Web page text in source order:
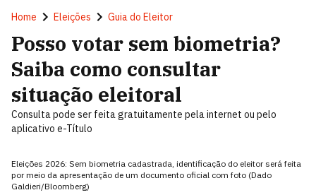
Home Eleições Guia do Eleitor
Posso votar sem biometria?
Saiba como consultar
situação eleitoral
Consulta pode ser feita gratuitamente pela internet ou pelo
aplicativo e-Título
Eleições 2026: Sem biometria cadastrada, identificação do eleitor será feita
por meio da apresentação de um documento oficial com foto (Dado
Galdieri/Bloomberg)